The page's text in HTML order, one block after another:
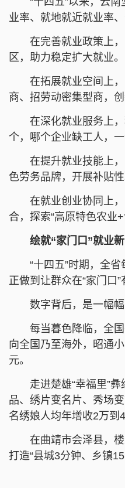
业率、就地就近就业率、
在完善就业政策上
区，助力稳定扩大就业。
在拓展就业空间上
商、招劳动密集型商，
在深化就业服务上
个，哪个企业缺工人，
在提升就业技能上
色劳务品牌，开展补贴
在就业创业协同上
合，探索“高原特色农业
绘就“家门口”就业
“十四五”时期，全
正做到让群众在“家门口
数字背后，是一幅幅
每当暮色降临，全
向全国乃至海外，昭通
元。
走进楚雄“幸福里”
品、绣片变名片、秀场
名绣娘人均年增收2万到4
在曲靖市会泽县，
打造“县城3分钟、乡镇